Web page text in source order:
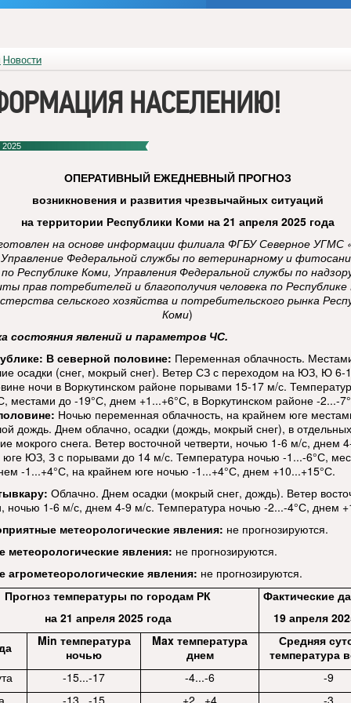
Новости
НАСЕЛЕНИЮ!
2025
ОПЕРАТИВНЫЙ ЕЖЕДНЕВНЫЙ ПРОГНОЗ
возникновения и развития чрезвычайных ситуаций
на территории Республики Коми на 21 апреля 2025 года
на основе информации филиала ФГБУ Северное УГМС
Федеральной службы по ветеринарному и
Республике Коми, Управления Федеральной службы по
прав потребителей и благополучия человека по
сельского хозяйства и потребительского рынка
Коми)
состояния явлений и параметров ЧС.
В северной половине: Переменная облачность.
осадки (снег, мокрый снег). Ветер СЗ с переходом на ЮЗ, Ю 6-
ночи в Воркутинском районе порывами 15-17 м/с.
местами до -19°С, днем +1...+6°С, в Воркутинском районе -2...-
Ночью переменная облачность, на крайнем юге
дождь. Днем облачно, осадки (дождь, мокрый снег), в
мокрого снега. Ветер восточной четверти, ночью 1-6 м/с, днем
юге ЮЗ, З с порывами до 14 м/с. Температура ночью -1...-6°С,
-1...+4°С, на крайнем юге ночью -1...+4°С, днем +10...+15°С.
Облачно. Днем осадки (мокрый снег, дождь). Ветер
ночью 1-6 м/с, днем 4-9 м/с. Температура ночью -2...-4°С, днем
метеорологические явления: не прогнозируются.
метеорологические явления: не прогнозируются.
агрометеорологические явления: не прогнозируются.
Прогноз температуры по городам РК
на 21 апреля 2025 года
Фактические
19 апреля
Min температура
ночью
Max температура
днем
Средняя
температура
-15...-17 -4...-6
-9
-13...-15 +2...+4 -3